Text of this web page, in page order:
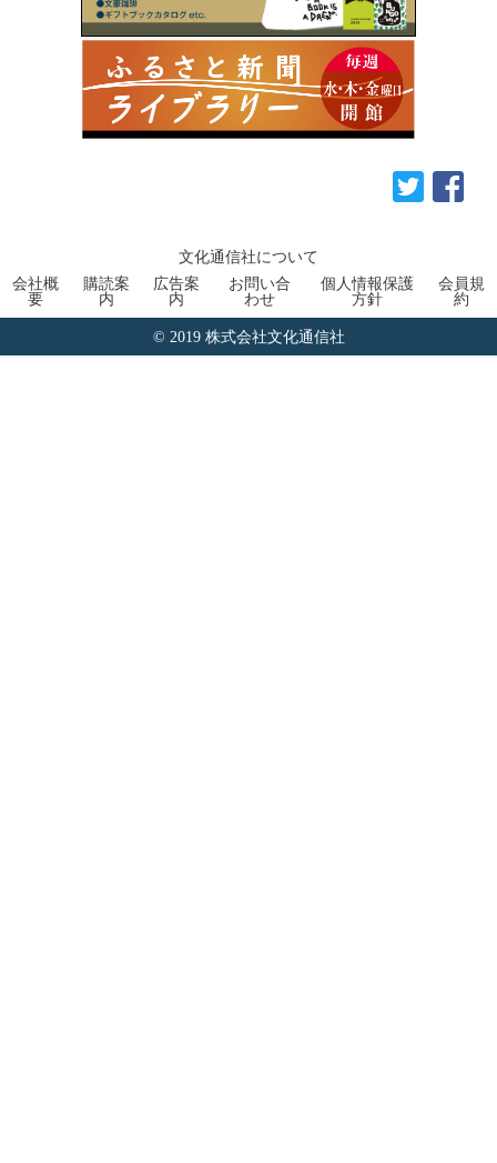
文化通信社について
会社概
要
購読案
内
広告案
内
お問い合
わせ
個人情報保護
方針
会員規
約
© 2019 株式会社文化通信社